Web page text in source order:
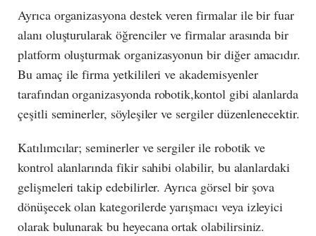
Ayrıca organizasyona destek veren firmalar ile bir fuar
alanı oluşturularak öğrenciler ve firmalar arasında bir
platform oluşturmak organizasyonun bir diğer amacıdır.
Bu amaç ile firma yetkilileri ve akademisyenler
tarafından organizasyonda robotik,kontol gibi alanlarda
çeşitli seminerler, söyleşiler ve sergiler düzenlenecektir.
Katılımcılar; seminerler ve sergiler ile robotik ve
kontrol alanlarında fikir sahibi olabilir, bu alanlardaki
gelişmeleri takip edebilirler. Ayrıca görsel bir şova
dönüşecek olan kategorilerde yarışmacı veya izleyici
olarak bulunarak bu heyecana ortak olabilirsiniz.